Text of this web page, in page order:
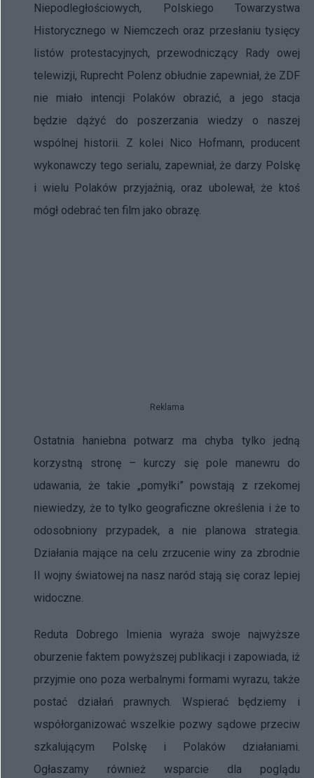
Niepodległościowych, Polskiego Towarzystwa
Historycznego w Niemczech oraz przesłaniu tysięcy
listów protestacyjnych, przewodniczący Rady owej
telewizji, Ruprecht Polenz obłudnie zapewniał, że ZDF
nie miało intencji Polaków obrazić, a jego stacja
będzie dążyć do poszerzania wiedzy o naszej
wspólnej historii. Z kolei Nico Hofmann, producent
wykonawczy tego serialu, zapewniał, że darzy Polskę
i wielu Polaków przyjaźnią, oraz ubolewał, że ktoś
mógł odebrać ten film jako obrazę.
Reklama
Ostatnia haniebna potwarz ma chyba tylko jedną
korzystną stronę – kurczy się pole manewru do
udawania, że takie „pomyłki” powstają z rzekomej
niewiedzy, że to tylko geograficzne określenia i że to
odosobniony przypadek, a nie planowa strategia.
Działania mające na celu zrzucenie winy za zbrodnie
II wojny światowej na nasz naród stają się coraz lepiej
widoczne.
Reduta Dobrego Imienia wyraża swoje najwyższe
oburzenie faktem powyższej publikacji i zapowiada, iż
przyjmie ono poza werbalnymi formami wyrazu, także
postać działań prawnych. Wspierać będziemy i
współorganizować wszelkie pozwy sądowe przeciw
szkalującym Polskę i Polaków działaniami.
Ogłaszamy również wsparcie dla poglądu